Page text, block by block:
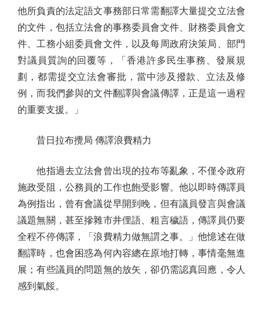
他所負責的法定語文事務部日常需翻譯大量提交立法會
的文件，包括立法會的事務委員會文件、財務委員會文
件、工務小組委員會文件，以及每周政府決策局、部門
對議員質詢的回覆等，「香港許多民生事務、發展規
劃，都需提交立法會審批，當中涉及撥款、立法及修
例，而我們參與的文件翻譯與會議傳譯，正是這一過程
的重要支援。」
昔日拉布攪局 傳譯浪費精力
他指過去立法會曾出現的拉布等亂象，不僅令政府
施政受阻，公務員的工作也飽受影響。他以即時傳譯員
為例指出，曾有會議從早開到晚，但有議員發言與會議
議題無關，甚至摻雜市井俚語、粗言穢語，傳譯員仍要
全程不停傳譯，「浪費精力做無謂之事。」他憶述在做
翻譯時，也會困惑為何內容總在原地打轉，事情毫無進
展；有些議員的問題無的放矢，卻仍需認真回應，令人
感到氣餒。